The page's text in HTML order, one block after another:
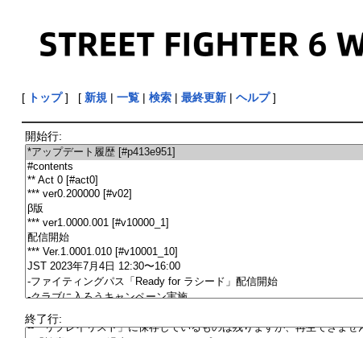
[ トップ] [ 新規| 一覧| 検索| 最終更新| ヘルプ]
開始行:
終了行: